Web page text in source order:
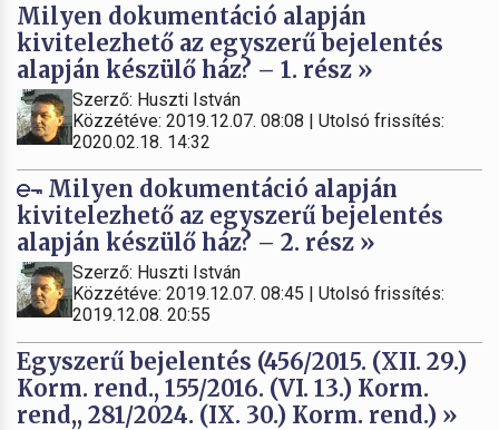
Milyen dokumentáció alapján
kivitelezhető az egyszerű bejelentés
alapján készülő ház? – 1. rész »
Szerző: Huszti István
Közzétéve: 2019.12.07. 08:08 | Utolsó frissítés:
2020.02.18. 14:32
Milyen dokumentáció alapján
kivitelezhető az egyszerű bejelentés
alapján készülő ház? – 2. rész »
Szerző: Huszti István
Közzétéve: 2019.12.07. 08:45 | Utolsó frissítés:
2019.12.08. 20:55
Egyszerű bejelentés (456/2015. (XII. 29.)
Korm. rend., 155/2016. (VI. 13.) Korm.
rend,, 281/2024. (IX. 30.) Korm. rend.) »